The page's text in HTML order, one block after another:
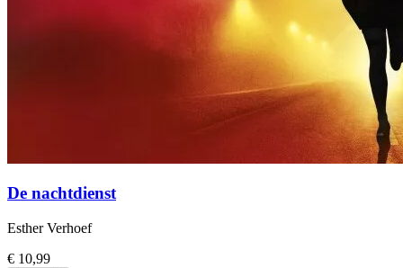
De nachtdienst
Esther Verhoef
€ 10,99